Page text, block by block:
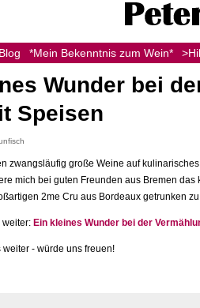
*Mein Bekenntnis zum Wein*
Wunder bei
Speisen
zwangsläufig große Weine auf
mich bei guten Freunden aus Bremen
2me Cru aus Bordeaux getrunken zu
weiter: Ein kleines Wunder bei der
- würde uns freuen!